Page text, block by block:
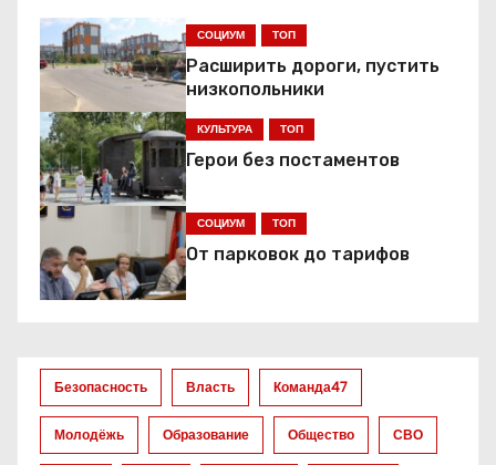
г
а
ц
и
я
п
о
а
п
СОЦИУМ ТОП
Расширить дороги, пустить
низкопольники
КУЛЬТУРА ТОП
Герои без постаментов
СОЦИУМ ТОП
От парковок до тарифов
Безопасность Власть Команда47
Молодёжь Образование Общество СВО